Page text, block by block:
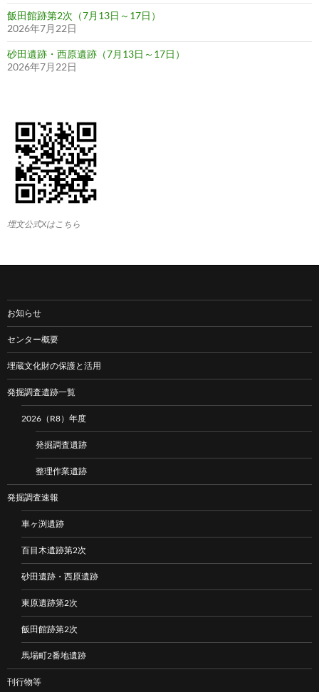
飯田館跡第2次（7月13日～17日）
2026年7月22日
砂田遺跡・西原遺跡（7月13日～17日）
2026年7月22日
埋文公式Xはこちら
お知らせ
センター概要
埋蔵文化財の保護と活用
発掘調査遺跡一覧
2026（R8）年度
発掘調査遺跡
整理作業遺跡
発掘調査速報
車ヶ渕遺跡
百目木遺跡第2次
砂田遺跡・西原遺跡
東原遺跡第2次
飯田館跡第2次
馬場町2番地遺跡
刊行物等